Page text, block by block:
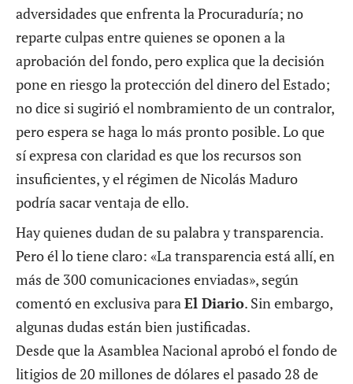
adversidades que enfrenta la Procuraduría; no
reparte culpas entre quienes se oponen a la
aprobación del fondo, pero explica que la decisión
pone en riesgo la protección del dinero del Estado;
no dice si sugirió el nombramiento de un contralor,
pero espera se haga lo más pronto posible. Lo que
sí expresa con claridad es que los recursos son
insuficientes, y el régimen de Nicolás Maduro
podría sacar ventaja de ello.
Hay quienes dudan de su palabra y transparencia.
Pero él lo tiene claro: «La transparencia está allí, en
más de 300 comunicaciones enviadas», según
comentó en exclusiva paraEl Diario. Sin embargo,
algunas dudas están bien justificadas.
Desde que la Asamblea Nacional aprobó el fondo de
litigios de 20 millones de dólares el pasado 28 de